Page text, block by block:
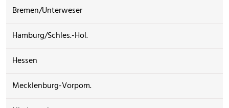
Bremen/Unterweser
Hamburg/Schles.-Hol.
Hessen
Mecklenburg-Vorpom.